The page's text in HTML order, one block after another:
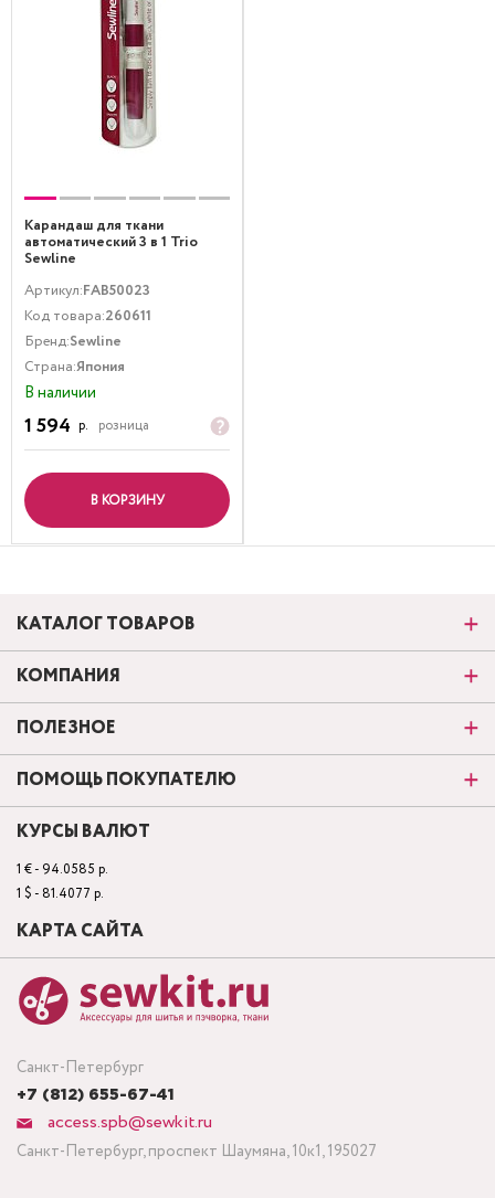
Карандаш для ткани
автоматический 3 в 1 Trio
Sewline
Артикул:FAB50023
Код товара:260611
Бренд:Sewline
Страна:Япония
В наличии
1 594 р. розница
В КОРЗИНУ
Санкт-Петербург
+7 (812) 655-67-41
access.spb@sewkit.ru
Санкт-Петербург, проспект Шаумяна, 10к1, 195027
КАТАЛОГ ТОВАРОВ
КОМПАНИЯ
ПОЛЕЗНОЕ
ПОМОЩЬ ПОКУПАТЕЛЮ
КУРСЫ ВАЛЮТ
1 € - 94.0585 р.
1 $ - 81.4077 р.
КАРТА САЙТА